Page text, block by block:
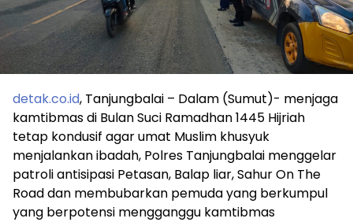
detak.co.id, Tanjungbalai – Dalam (Sumut)- menjaga
kamtibmas di Bulan Suci Ramadhan 1445 Hijriah
tetap kondusif agar umat Muslim khusyuk
menjalankan ibadah, Polres Tanjungbalai menggelar
patroli antisipasi Petasan, Balap liar, Sahur On The
Road dan membubarkan pemuda yang berkumpul
yang berpotensi mengganggu kamtibmas